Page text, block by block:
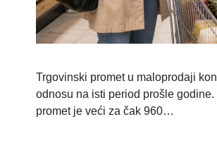
Trgovinski promet u maloprodaji
odnosu na isti period prošle
promet je veći za čak 960…